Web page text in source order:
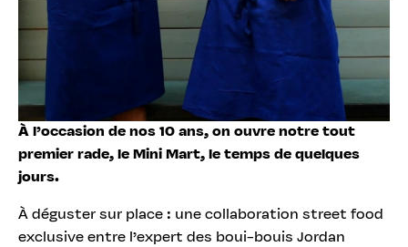
À l’occasion de nos 10 ans, on ouvre notre tout
premier rade, le Mini Mart, le temps de quelques
jours.
À déguster sur place : une collaboration street food
exclusive entre l’expert des boui-bouis Jordan